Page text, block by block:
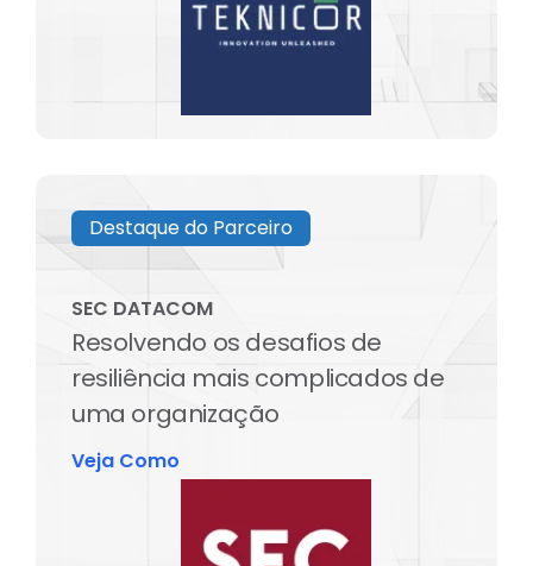
Destaque do Parceiro
SEC DATACOM
Resolvendo os desafios de
resiliência mais complicados de
uma organização
Veja Como